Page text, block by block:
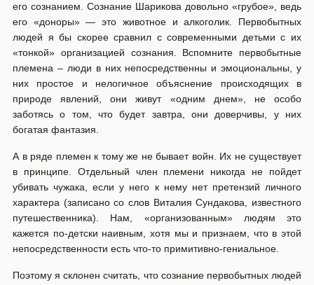
его сознанием. Сознание Шарикова довольно «грубое», ведь
его «доноры» — это животное и алкоголик. Первобытных
людей я бы скорее сравнил с современными детьми с их
«тонкой» организацией сознания. Вспомните первобытные
племена – люди в них непосредственны и эмоциональны, у
них простое и нелогичное объяснение происходящих в
природе явлений, они живут «одним днем», не особо
заботясь о том, что будет завтра, они доверчивы, у них
богатая фантазия.
А в ряде племен к тому же не бывает войн. Их не существует
в принципе. Отдельный член племени никогда не пойдет
убивать чужака, если у него к нему нет претензий личного
характера (записано со слов Виталия Сундакова, известного
путешественника). Нам, «организованным» людям это
кажется по-детски наивным, хотя мы и признаем, что в этой
непосредственности есть что-то примитивно-гениальное.
Поэтому я склонен считать, что сознание первобытных людей